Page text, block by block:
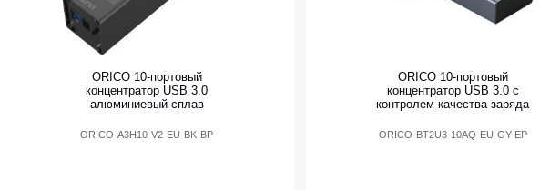
ORICO 10-портовый
концентратор USB 3.0
алюминиевый сплав
ORICO-A3H10-V2-EU-BK-BP
ORICO 10-портовый
концентратор USB 3.0 с
контролем качества заряда
ORICO-BT2U3-10AQ-EU-GY-EP